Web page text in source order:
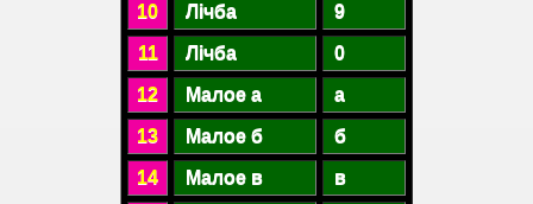
10 Лічба 9
11 Лічба 0
12 Малое а а
13 Малое б б
14 Малое в в